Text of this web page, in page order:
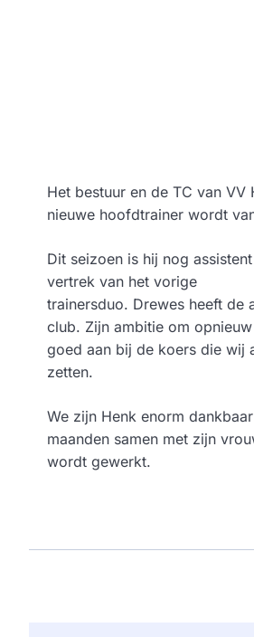
Het bestuur en de TC van
nieuwe hoofdtrainer wordt
Dit seizoen is hij nog
vertrek van het vorige
trainersduo. Drewes heeft de
club. Zijn ambitie om
goed aan bij de koers die wij
zetten.
We zijn Henk enorm
maanden samen met zijn
wordt gewerkt.